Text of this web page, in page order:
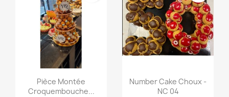
Aperçu rapide
Pièce Montée
Croquembouche...
Aperçu rapide
Number Cake Choux -
NC 04